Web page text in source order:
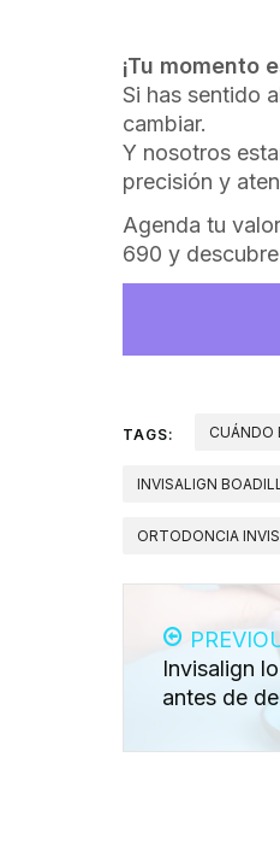
¡Tu momento
Si has sentido
cambiar.
Y nosotros
precisión y
Agenda tu
690 y
TAGS: CUÁNDO
INVISALIGN
ORTODONCIA
Invisalign
antes de